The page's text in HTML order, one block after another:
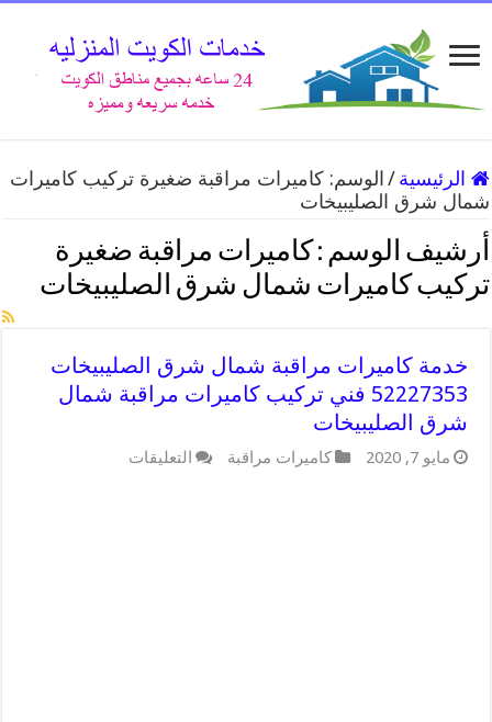
الرئيسية / الوسم:كاميرات مراقبة ضغيرة تركيب كاميرات
شمال شرق الصليبيخات
أرشيف الوسم : كاميرات مراقبة ضغيرة
تركيب كاميرات شمال شرق الصليبيخات
خدمة كاميرات مراقبة شمال شرق الصليبيخات
52227353 فني تركيب كاميرات مراقبة شمال
شرق الصليبيخات
مايو 7, 2020 كاميرات مراقبة التعليقات